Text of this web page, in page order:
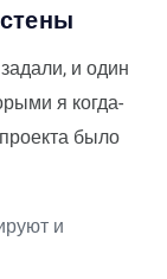
и один
я когда-
было
и